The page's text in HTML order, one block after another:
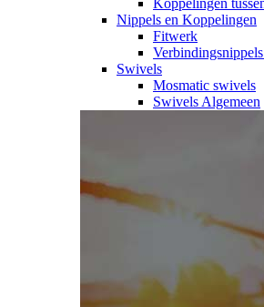
Koppelingen
Nippels en Koppelingen
Fitwerk
Swivels
Mosmatic swivels
Swivels Algemeen